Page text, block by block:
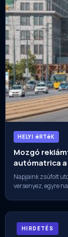
HELYI éRTéK
Mozgó
autómatrica
Napjaink zsúfolt
versenyez, egyre
HIRDETÉS